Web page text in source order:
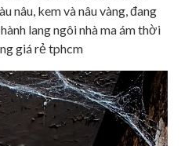
nâu, kem và nâu vàng, đang
lang ngôi nhà ma ám thời
giá rẻ tphcm